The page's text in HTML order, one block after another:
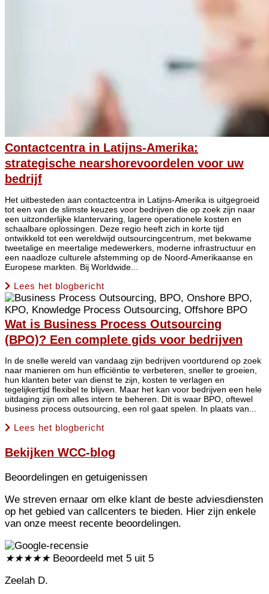
Contactcentra in Latijns-Amerika:
strategische nearshorevoordelen voor uw
bedrijf
Het uitbesteden aan contactcentra in Latijns-Amerika is uitgegroeid
tot een van de slimste keuzes voor bedrijven die op zoek zijn naar
een uitzonderlijke klantervaring, lagere operationele kosten en
schaalbare oplossingen. Deze regio heeft zich in korte tijd
ontwikkeld tot een wereldwijd outsourcingcentrum, met bekwame
tweetalige en meertalige medewerkers, moderne infrastructuur en
een naadloze culturele afstemming op de Noord-Amerikaanse en
Europese markten. Bij Worldwide...
Lees het blogbericht
Wat is Business Process Outsourcing
(BPO)? Een complete gids voor bedrijven
In de snelle wereld van vandaag zijn bedrijven voortdurend op zoek
naar manieren om hun efficiëntie te verbeteren, sneller te groeien,
hun klanten beter van dienst te zijn, kosten te verlagen en
tegelijkertijd flexibel te blijven. Maar het kan voor bedrijven een hele
uitdaging zijn om alles intern te beheren. Dit is waar BPO, oftewel
business process outsourcing, een rol gaat spelen. In plaats van...
Lees het blogbericht
Bekijken WCC-blog
Beoordelingen en getuigenissen
We streven ernaar om elke klant de beste adviesdiensten
op het gebied van callcenters te bieden. Hier zijn enkele
van onze meest recente beoordelingen.
★★★★★ Beoordeeld met 5 uit 5
Zeelah D.